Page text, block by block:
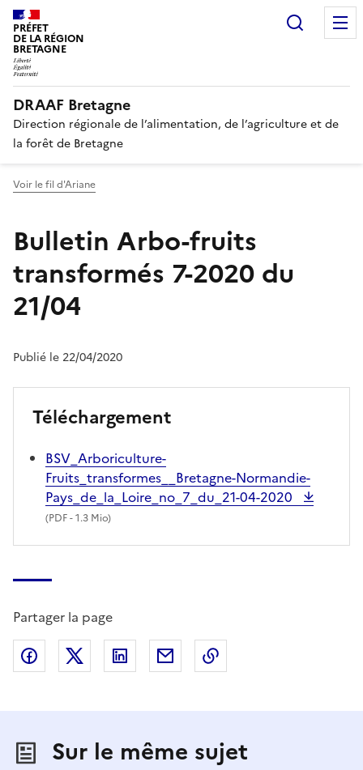
PRÉFET
DE LA RÉGION
BRETAGNE
DRAAF Bretagne
Direction régionale de l’alimentation, de l’agriculture et de
la forêt de Bretagne
Voir le fil d'Ariane
Bulletin Arbo-fruits
transformés 7-2020 du
21/04
Publié le 22/04/2020
Téléchargement
BSV_Arboriculture-
Fruits_transformes__Bretagne-Normandie-
Pays_de_la_Loire_no_7_du_21-04-2020
(PDF- 1.3 Mio)
Partager la page
Partager sur Facebook
Partager sur X (anciennement Twitter)
Partager sur LinkedIn
Partager par email
Sur le même sujet